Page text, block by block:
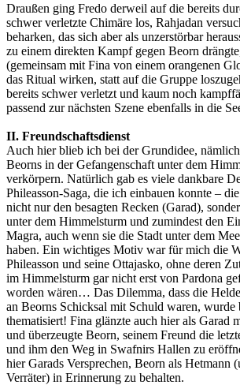
Draußen ging Fredo derweil auf die bereits
schwer verletzte Chimäre los, Rahjadan
beharken, das sich aber als unzerstörbar
zu einem direkten Kampf gegen Beorn
(gemeinsam mit Fina von einem orangenen
das Ritual wirken, statt auf die Gruppe
bereits schwer verletzt und kaum noch
passend zur nächsten Szene ebenfalls in die
II. Freundschaftsdienst
Auch hier blieb ich bei der Grundidee,
Beorns in der Gefangenschaft unter dem
verkörpern. Natürlich gab es viele dankbare
Phileasson-Saga, die ich einbauen konnte –
nicht nur den besagten Recken (Garad),
unter dem Himmelsturm und zumindest den
Magra, auch wenn sie die Stadt unter dem
haben. Ein wichtiges Motiv war für mich die
Phileasson und seine Ottajasko, ohne deren
im Himmelsturm gar nicht erst von Pardona
worden wären… Das Dilemma, dass die
an Beorns Schicksal mit Schuld waren, wurde
thematisiert! Fina glänzte auch hier als Garad
und überzeugte Beorn, seinem Freund die
und ihm den Weg in Swafnirs Hallen zu
hier Garads Versprechen, Beorn als Hetmann
Verräter) in Erinnerung zu behalten.